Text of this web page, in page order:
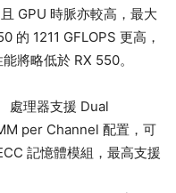
GPU 時脈亦較高，最大
的 1211 GFLOPS 更高，
將略低於 RX 550。
處理器支援 Dual
per Channel 配置，可
記憶體模組，最高支援